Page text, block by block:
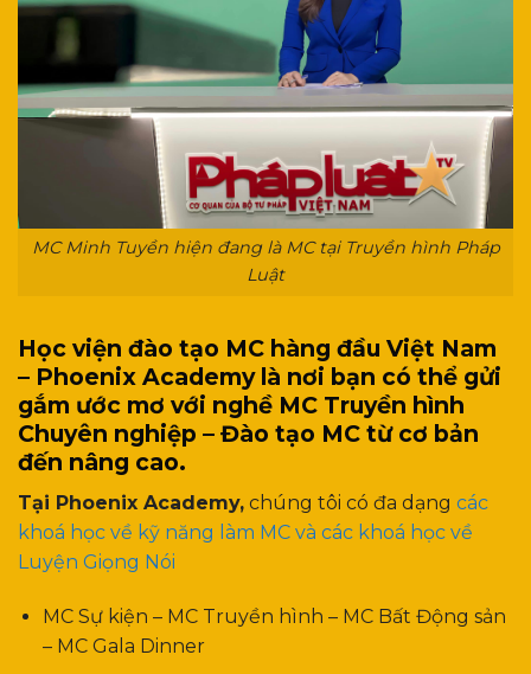
MC Minh Tuyền hiện đang là MC tại Truyền hình Pháp
Luật
Học viện đào tạo MC hàng đầu Việt Nam
– Phoenix Academy là nơi bạn có thể gửi
gắm ước mơ với nghề MC Truyền hình
Chuyên nghiệp – Đào tạo MC từ cơ bản
đến nâng cao.
Tại Phoenix Academy, chúng tôi có đa dạng các
khoá học về kỹ năng làm MC và các khoá học về
Luyện Giọng Nói
MC Sự kiện – MC Truyền hình – MC Bất Động sản
– MC Gala Dinner